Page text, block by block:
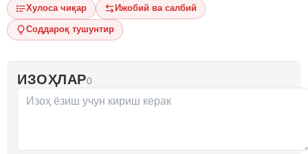
Хулоса чиқар Ижобий ва салбий
Соддароқ тушунтир
ИЗОҲЛАР0